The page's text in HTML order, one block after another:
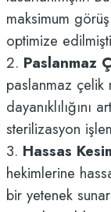
maksimum
optimize
2. Paslanmaz
paslanmaz çelik
dayanıklılığını
sterilizasyon
3. Hassas
hekimlerine
bir yetenek